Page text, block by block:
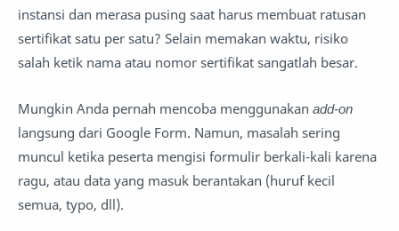
instansi dan merasa pusing saat harus membuat ratusan
sertifikat satu per satu? Selain memakan waktu, risiko
salah ketik nama atau nomor sertifikat sangatlah besar.
Mungkin Anda pernah mencoba menggunakan add-on
langsung dari Google Form. Namun, masalah sering
muncul ketika peserta mengisi formulir berkali-kali karena
ragu, atau data yang masuk berantakan (huruf kecil
semua, typo, dll).